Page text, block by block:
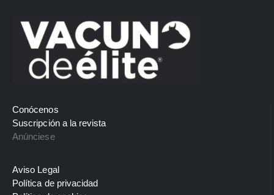
Conócenos
Suscripción a la revista
Anúnciese
Aviso Legal
Política de privacidad